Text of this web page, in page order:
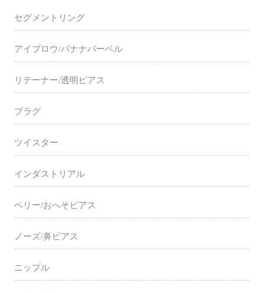
セグメントリング
アイブロウ/バナナバーベル
リテーナー/透明ピアス
プラグ
ツイスター
インダストリアル
ベリー/おへそピアス
ノーズ/鼻ピアス
ニップル